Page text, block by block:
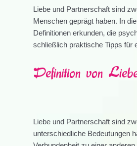
Liebe und Partnerschaft sind
Menschen geprägt haben. In
Definitionen erkunden, die
schließlich praktische Tipps für
Definition von
Liebe und Partnerschaft sind
unterschiedliche Bedeutungen